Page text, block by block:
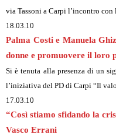
via Tassoni a Carpi l’incontro
18.03.10
Palma Costi e Manuela
donne e promuovere il loro
Si è tenuta alla presenza di un
l’iniziativa del PD di Carpi “Il
17.03.10
“Così stiamo sfidando la
Vasco Errani